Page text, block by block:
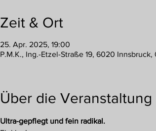
Zeit & Ort
25. Apr. 2025, 19:00
P.M.K., Ing.-Etzel-Straße 19, 6020 Innsbruck,
Über die Veranstaltung
Ultra-gepflegt und fein radikal.